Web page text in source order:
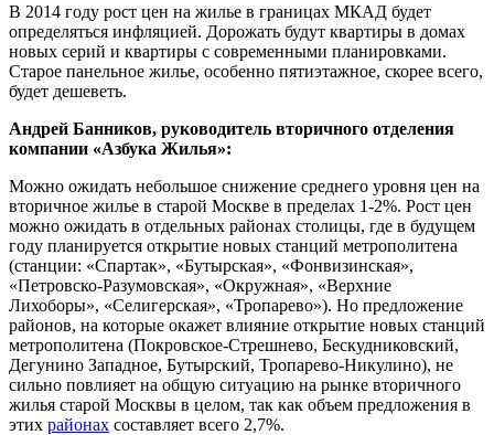
В 2014 году рост цен на жилье в границах МКАД будет
определяться инфляцией. Дорожать будут квартиры в домах
новых серий и квартиры с современными планировками.
Старое панельное жилье, особенно пятиэтажное, скорее всего,
будет дешеветь.
Андрей Банников, руководитель вторичного отделения
компании «Азбука Жилья»:
Можно ожидать небольшое снижение среднего уровня цен на
вторичное жилье в старой Москве в пределах 1-2%. Рост цен
можно ожидать в отдельных районах столицы, где в будущем
году планируется открытие новых станций метрополитена
(станции: «Спартак», «Бутырская», «Фонвизинская»,
«Петровско-Разумовская», «Окружная», «Верхние
Лихоборы», «Селигерская», «Тропарево»). Но предложение
районов, на которые окажет влияние открытие новых станций
метрополитена (Покровское-Стрешнево, Бескудниковский,
Дегунино Западное, Бутырский, Тропарево-Никулино), не
сильно повлияет на общую ситуацию на рынке вторичного
жилья старой Москвы в целом, так как объем предложения в
этих районах составляет всего 2,7%.